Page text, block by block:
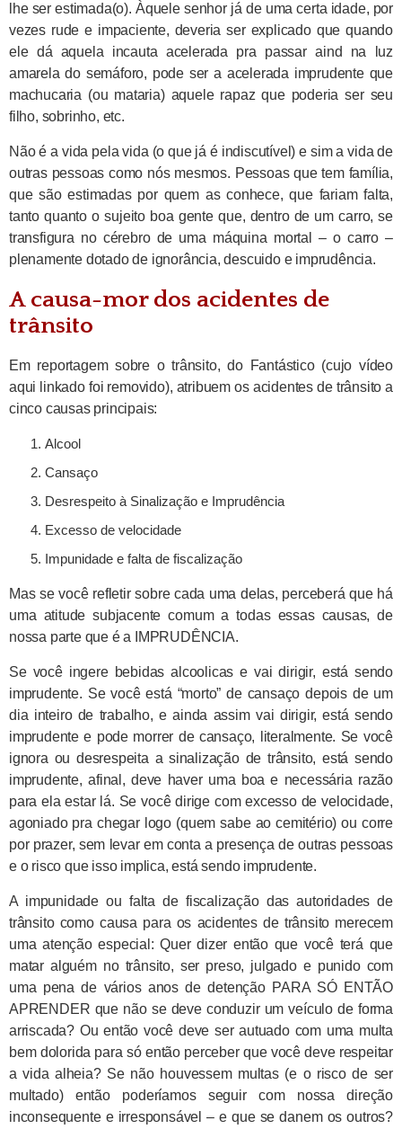
lhe ser estimada(o). Àquele senhor já de uma certa idade, por
vezes rude e impaciente, deveria ser explicado que quando
ele dá aquela incauta acelerada pra passar aind na luz
amarela do semáforo, pode ser a acelerada imprudente que
machucaria (ou mataria) aquele rapaz que poderia ser seu
filho, sobrinho, etc.
Não é a vida pela vida (o que já é indiscutível) e sim a vida de
outras pessoas como nós mesmos. Pessoas que tem família,
que são estimadas por quem as conhece, que fariam falta,
tanto quanto o sujeito boa gente que, dentro de um carro, se
transfigura no cérebro de uma máquina mortal – o carro –
plenamente dotado de ignorância, descuido e imprudência.
A causa-mor dos acidentes de
trânsito
Em reportagem sobre o trânsito, do Fantástico (cujo vídeo
aqui linkado foi removido), atribuem os acidentes de trânsito a
cinco causas principais:
Alcool
Cansaço
Desrespeito à Sinalização e Imprudência
Excesso de velocidade
Impunidade e falta de fiscalização
Mas se você refletir sobre cada uma delas, perceberá que há
uma atitude subjacente comum a todas essas causas, de
nossa parte que é a IMPRUDÊNCIA.
Se você ingere bebidas alcoolicas e vai dirigir, está sendo
imprudente. Se você está “morto” de cansaço depois de um
dia inteiro de trabalho, e ainda assim vai dirigir, está sendo
imprudente e pode morrer de cansaço, literalmente. Se você
ignora ou desrespeita a sinalização de trânsito, está sendo
imprudente, afinal, deve haver uma boa e necessária razão
para ela estar lá. Se você dirige com excesso de velocidade,
agoniado pra chegar logo (quem sabe ao cemitério) ou corre
por prazer, sem levar em conta a presença de outras pessoas
e o risco que isso implica, está sendo imprudente.
A impunidade ou falta de fiscalização das autoridades de
trânsito como causa para os acidentes de trânsito merecem
uma atenção especial: Quer dizer então que você terá que
matar alguém no trânsito, ser preso, julgado e punido com
uma pena de vários anos de detenção PARA SÓ ENTÃO
APRENDER que não se deve conduzir um veículo de forma
arriscada? Ou então você deve ser autuado com uma multa
bem dolorida para só então perceber que você deve respeitar
a vida alheia? Se não houvessem multas (e o risco de ser
multado) então poderíamos seguir com nossa direção
inconsequente e irresponsável – e que se danem os outros?